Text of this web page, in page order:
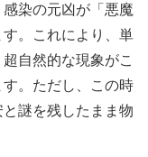
染の元凶が「悪魔
。これにより、単
自然的な現象がこ
。ただし、この時
謎を残したまま物